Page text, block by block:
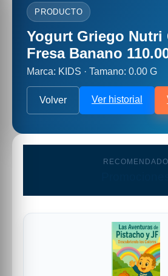
PRODUCTO
Yogurt Griego Nutri
Fresa Banano
Marca: KIDS · Tamano: 0.00 G
Volver Ver historial
RECOMENDADO